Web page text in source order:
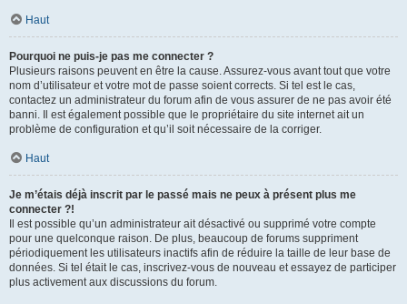
Haut
Pourquoi ne puis-je pas me connecter ?
Plusieurs raisons peuvent en être la cause. Assurez-vous avant tout que votre
nom d’utilisateur et votre mot de passe soient corrects. Si tel est le cas,
contactez un administrateur du forum afin de vous assurer de ne pas avoir été
banni. Il est également possible que le propriétaire du site internet ait un
problème de configuration et qu’il soit nécessaire de la corriger.
Haut
Je m’étais déjà inscrit par le passé mais ne peux à présent plus me
connecter ?!
Il est possible qu’un administrateur ait désactivé ou supprimé votre compte
pour une quelconque raison. De plus, beaucoup de forums suppriment
périodiquement les utilisateurs inactifs afin de réduire la taille de leur base de
données. Si tel était le cas, inscrivez-vous de nouveau et essayez de participer
plus activement aux discussions du forum.